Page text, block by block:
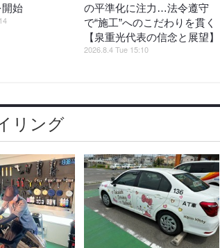
始
の平準化に注力…法令遵守
で“施工”へのこだわりを貫く
【泉重光代表の信念と展望】
2026.8.4 Tue 15:10
リング